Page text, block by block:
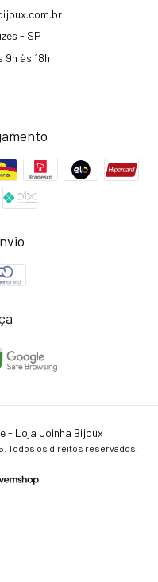
- SP
9h às 18h
- Loja Joinha Bijoux
Todos os direitos reservados.